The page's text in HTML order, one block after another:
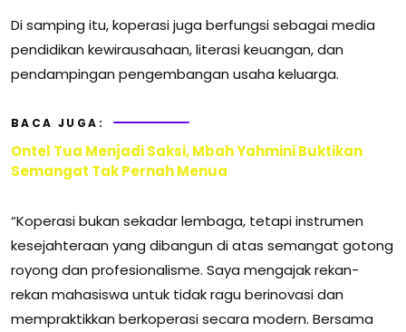
Di samping itu, koperasi juga berfungsi sebagai media
pendidikan kewirausahaan, literasi keuangan, dan
pendampingan pengembangan usaha keluarga.
BACA JUGA:
Ontel Tua Menjadi Saksi, Mbah Yahmini Buktikan
Semangat Tak Pernah Menua
“Koperasi bukan sekadar lembaga, tetapi instrumen
kesejahteraan yang dibangun di atas semangat gotong
royong dan profesionalisme. Saya mengajak rekan-
rekan mahasiswa untuk tidak ragu berinovasi dan
mempraktikkan berkoperasi secara modern. Bersama